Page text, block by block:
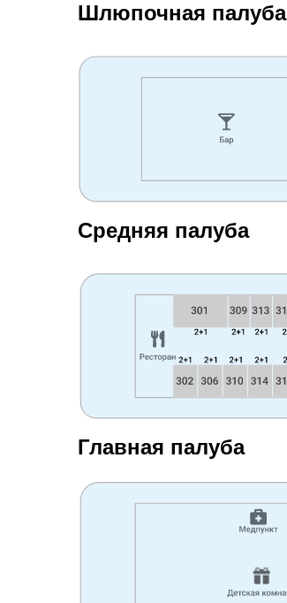
Шлюпочная палуба
Средняя палуба
Главная палуба